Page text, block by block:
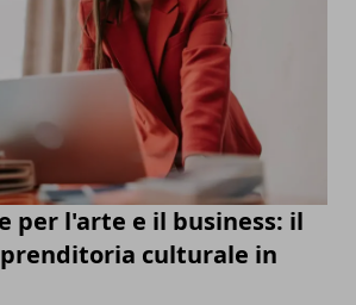
per l'arte e il business: il
culturale in